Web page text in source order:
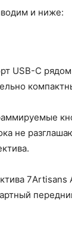
и ниже:
USB-C
не
7Artisans